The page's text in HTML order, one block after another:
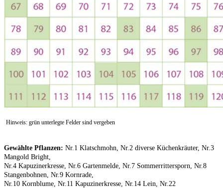
Hinweis: grün unterlegte Felder sind vergeben
Gewählte Pflanzen: Nr.1 Klatschmohn, Nr.2 diverse Küchenkräuter, Nr.3
Mangold Bright,
Nr.4 Kapuzinerkresse, Nr.6 Gartenmelde, Nr.7 Sommerrittersporn, Nr.8
Stangenbohnen, Nr.9 Kornrade,
Nr.10 Kornblume, Nr.11 Kapuzinerkresse, Nr.14 Lein, Nr.22